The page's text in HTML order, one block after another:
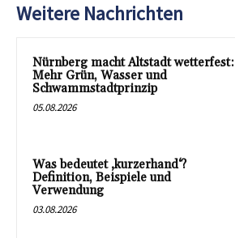
Weitere Nachrichten
Nürnberg macht Altstadt wetterfest:
Mehr Grün, Wasser und
Schwammstadtprinzip
05.08.2026
Was bedeutet ‚kurzerhand‘?
Definition, Beispiele und
Verwendung
03.08.2026